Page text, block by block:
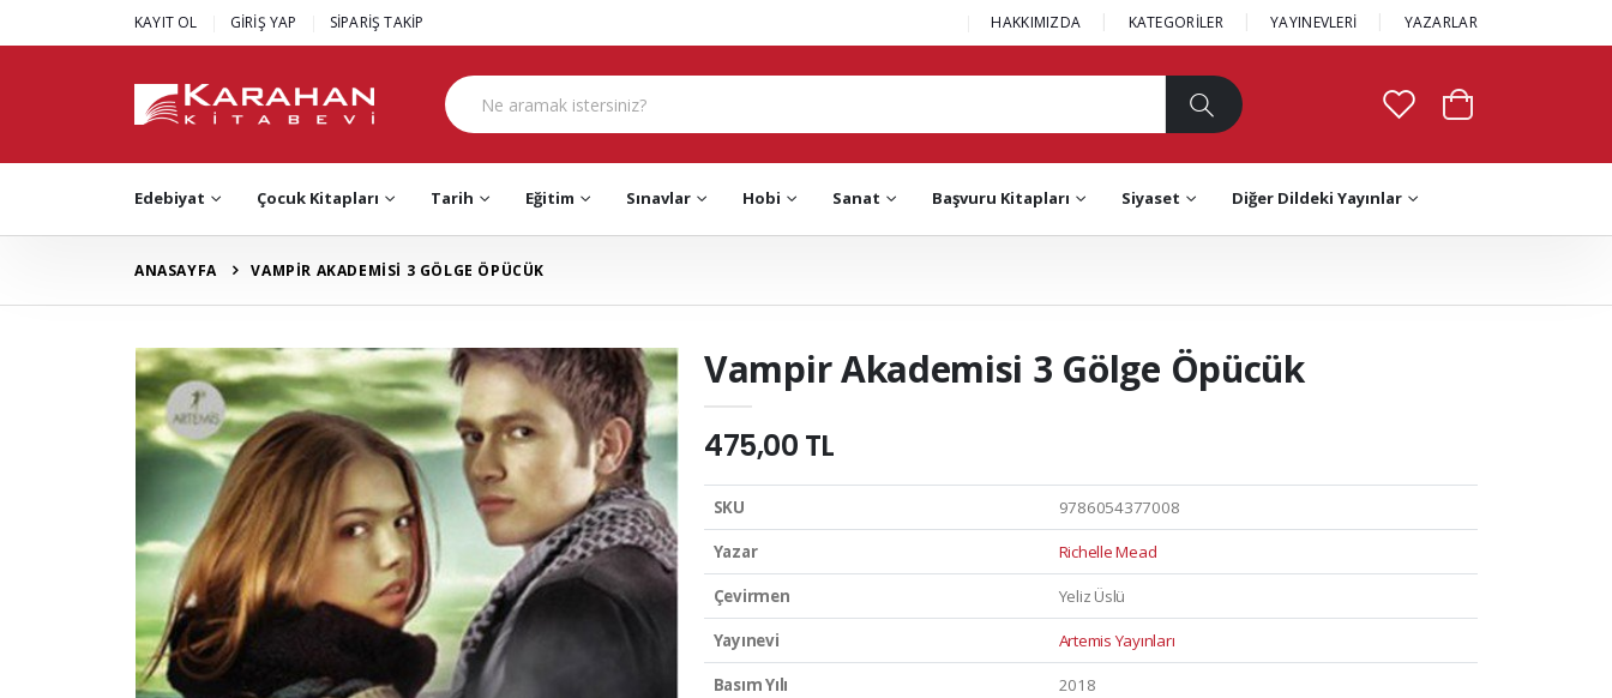
KAYIT OL GİRİŞ YAP SİPARİŞ TAKİP HAKKIMIZDA KATEGORİLER YAYINEVLERİ YAZARLAR
Edebiyat Çocuk Kitapları Tarih Eğitim Sınavlar Hobi Sanat Başvuru Kitapları Siyaset Diğer Dildeki Yayınlar
ANASAYFA VAMPİR AKADEMİSİ 3 GÖLGE ÖPÜCÜK
Vampir Akademisi 3 Gölge Öpücük
475,00 TL
SKU 9786054377008
Yazar Richelle Mead
Çevirmen Yeliz Üslü
Yayınevi Artemis Yayınları
Basım Yılı 2018